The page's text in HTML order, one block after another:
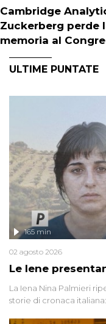
Cambridge
Zuckerberg perde
memoria al
ULTIME PUNTATE
Le Iene
165 min
02 agosto 2026
La Iena Nina Palmieri
storie di cronaca